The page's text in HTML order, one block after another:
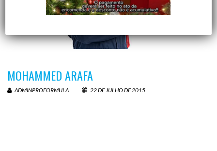
MOHAMMED ARAFA
ADMINPROFORMULA 22 DE JULHO DE 2015